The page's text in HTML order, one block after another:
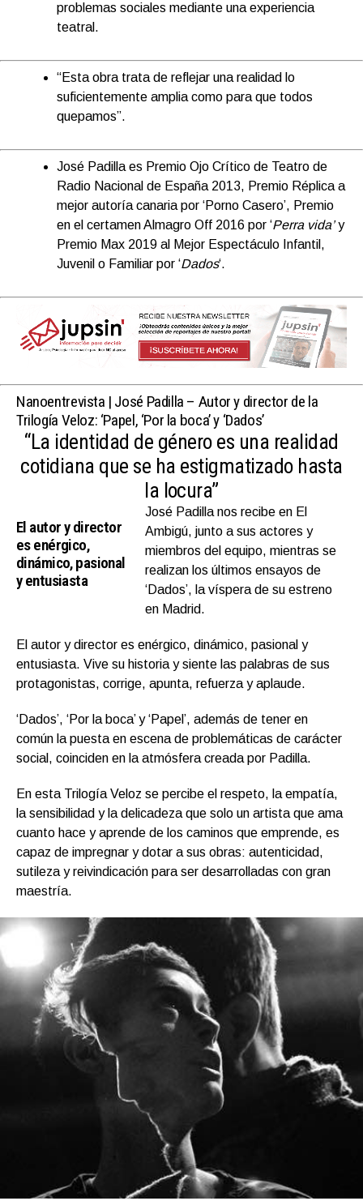
problemas sociales mediante una experiencia
teatral.
“Esta obra trata de reflejar una realidad lo
suficientemente amplia como para que todos
quepamos”.
José Padilla es Premio Ojo Crítico de Teatro de
Radio Nacional de España 2013, Premio Réplica a
mejor autoría canaria por ‘Porno Casero’, Premio
en el certamen Almagro Off 2016 por ‘Perra vida’y
Premio Max 2019 al Mejor Espectáculo Infantil,
Juvenil o Familiar por ‘Dados‘.
Nanoentrevista | José Padilla – Autor y director de la
Trilogía Veloz: ‘Papel, ‘Por la boca’ y ‘Dados’
“La identidad de género es una realidad
cotidiana que se ha estigmatizado hasta
la locura”
El autor y director
es enérgico,
dinámico, pasional
y entusiasta
José Padilla nos recibe en El
Ambigú, junto a sus actores y
miembros del equipo, mientras se
realizan los últimos ensayos de
‘Dados’, la víspera de su estreno
en Madrid.
El autor y director es enérgico, dinámico, pasional y
entusiasta. Vive su historia y siente las palabras de sus
protagonistas, corrige, apunta, refuerza y aplaude.
‘Dados’, ‘Por la boca’ y ‘Papel’, además de tener en
común la puesta en escena de problemáticas de carácter
social, coinciden en la atmósfera creada por Padilla.
En esta Trilogía Veloz se percibe el respeto, la empatía,
la sensibilidad y la delicadeza que solo un artista que ama
cuanto hace y aprende de los caminos que emprende, es
capaz de impregnar y dotar a sus obras: autenticidad,
sutileza y reivindicación para ser desarrolladas con gran
maestría.